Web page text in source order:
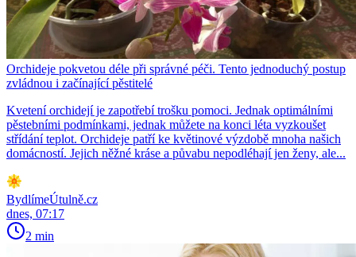
Orchideje pokvetou déle při správné péči. Tento jednoduchý postup
zvládnou i začínající pěstitelé
Kvetení orchidejí je zapotřebí trošku pomoci. Jednak optimálními
pěstebními podmínkami, jednak můžete na konci léta vyzkoušet
střídání teplot. Orchideje patří ke květinové výzdobě mnoha našich
domácností. Jejich něžné kráse a půvabu nepodléhají jen ženy, ale...
BydlímeÚtulně.cz
dnes, 07:17
2 min